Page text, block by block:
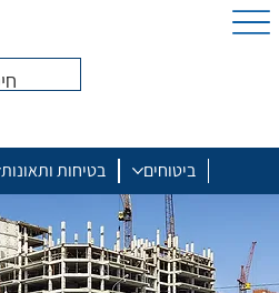
ביטוחים בטיחות ותאונות